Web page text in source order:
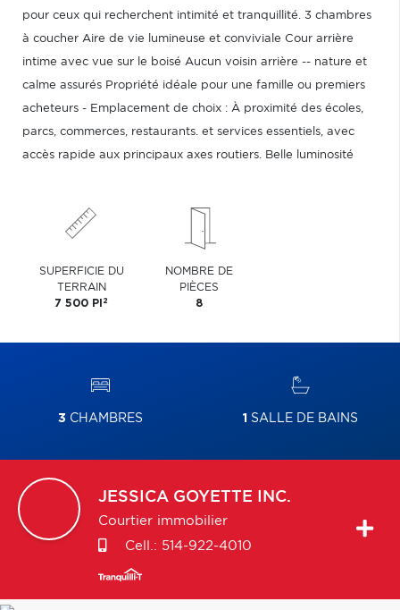
pour ceux qui recherchent intimité et tranquillité. 3 chambres
à coucher Aire de vie lumineuse et conviviale Cour arrière
intime avec vue sur le boisé Aucun voisin arrière -- nature et
calme assurés Propriété idéale pour une famille ou premiers
acheteurs - Emplacement de choix : À proximité des écoles,
parcs, commerces, restaurants. et services essentiels, avec
accès rapide aux principaux axes routiers. Belle luminosité
SUPERFICIE DU
TERRAIN
7 500 PI 2
NOMBRE DE
PIÈCES
8
3 CHAMBRES 1 SALLE DE BAINS
JESSICA GOYETTE INC.
Courtier immobilier
Cell.: 514-922-4010